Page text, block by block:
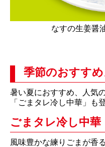
なすの生姜醤
季節のおすす
暑い夏におすすめ、人気
「ごまタレ冷し中華」も
ごまタレ冷し中華
風味豊かな練りごまが香